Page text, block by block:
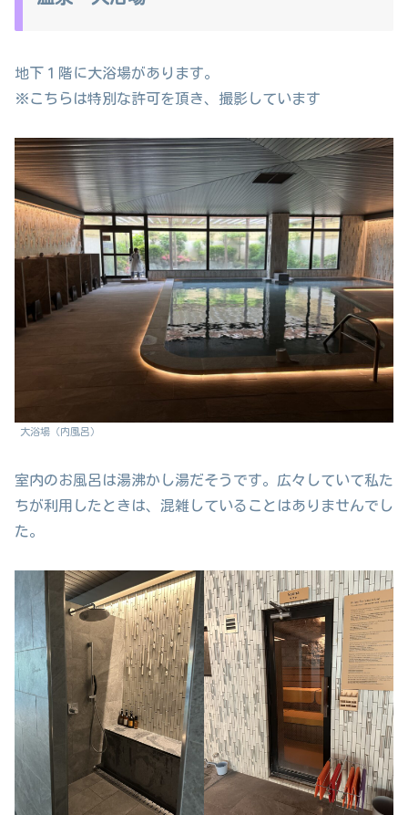
地下１階に大浴場があります。
※こちらは特別な許可を頂き、撮影しています
大浴場（内風呂）
室内のお風呂は湯沸かし湯だそうです。広々していて私た
ちが利用したときは、混雑していることはありませんでし
た。